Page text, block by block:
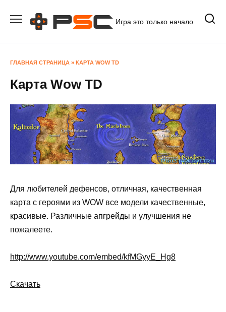
содержанию
Игра это только начало
ГЛАВНАЯ СТРАНИЦА » КАРТА WOW TD
Карта Wow TD
Для любителей дефенсов, отличная, качественная
карта с героями из WOW все модели качественные,
красивые. Различные апгрейды и улучшения не
пожалеете.
http://www.youtube.com/embed/kfMGyyE_Hg8
Скачать